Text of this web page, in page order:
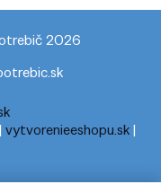
2026
| vytvorenieeshopu.sk|
|telefonny-